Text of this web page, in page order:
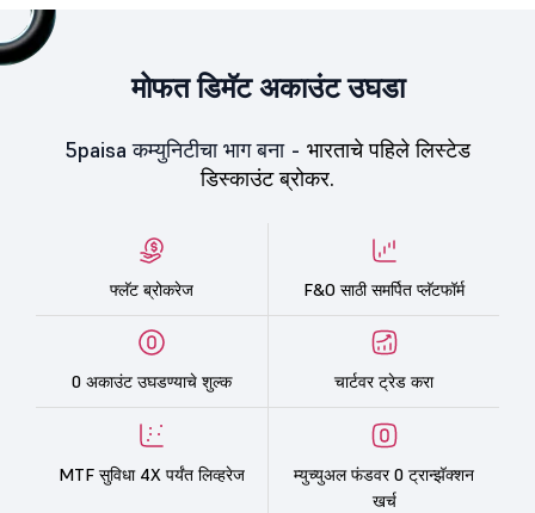
मोफत डिमॅट अकाउंट उघडा
5paisa कम्युनिटीचा भाग बना - भारताचे पहिले लिस्टेड
डिस्काउंट ब्रोकर.
फ्लॅट ब्रोकरेज F&O साठी समर्पित प्लॅटफॉर्म
0 अकाउंट उघडण्याचे शुल्क चार्टवर ट्रेड करा
MTF सुविधा 4X पर्यंत लिव्हरेज
म्युच्युअल फंडवर 0 ट्रान्झॅक्शन
खर्च